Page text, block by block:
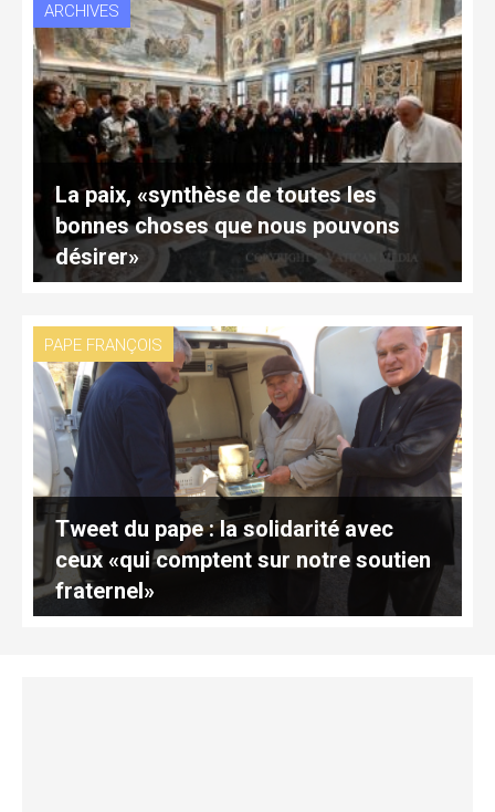
ARCHIVES
La paix, «synthèse de toutes les
bonnes choses que nous pouvons
désirer»
PAPE FRANÇOIS
Tweet du pape : la solidarité avec
ceux «qui comptent sur notre soutien
fraternel»